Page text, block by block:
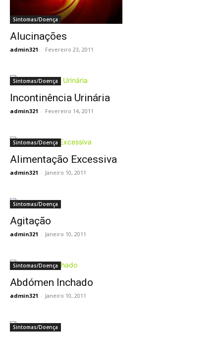
Sintomas/Doença
Alucinações
admin321 - Fevereiro 23, 2011
Sintomas/Doença
Incontinência Urinária
admin321 - Fevereiro 14, 2011
Sintomas/Doença
Alimentação Excessiva
admin321 - Janeiro 10, 2011
Sintomas/Doença
Agitação
admin321 - Janeiro 10, 2011
Sintomas/Doença
Abdómen Inchado
admin321 - Janeiro 10, 2011
Sintomas/Doença